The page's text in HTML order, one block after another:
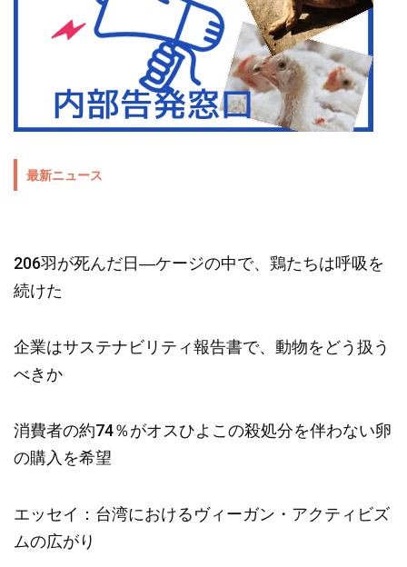
最新ニュース
206羽が死んだ日―ケージの中で、鶏たちは呼吸を
続けた
企業はサステナビリティ報告書で、動物をどう扱う
べきか
消費者の約74％がオスひよこの殺処分を伴わない卵
の購入を希望
エッセイ：台湾におけるヴィーガン・アクティビズ
ムの広がり